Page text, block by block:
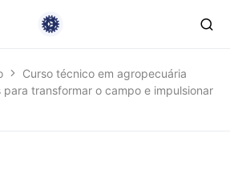
Curso técnico em agropecuária
transformar o campo e impulsionar